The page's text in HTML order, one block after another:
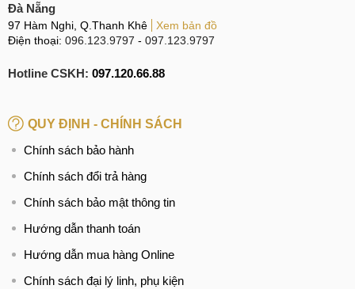
Đà Nẵng
97 Hàm Nghi, Q.Thanh Khê
Xem bản đồ
Điện thoại: 096.123.9797 - 097.123.9797
Hotline CSKH: 097.120.66.88
QUY ĐỊNH - CHÍNH SÁCH
Chính sách bảo hành
Chính sách đổi trả hàng
Chính sách bảo mật thông tin
Hướng dẫn thanh toán
Hướng dẫn mua hàng Online
Chính sách đại lý linh, phụ kiện